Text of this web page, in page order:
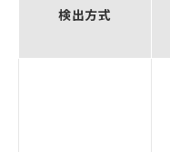
検出方式